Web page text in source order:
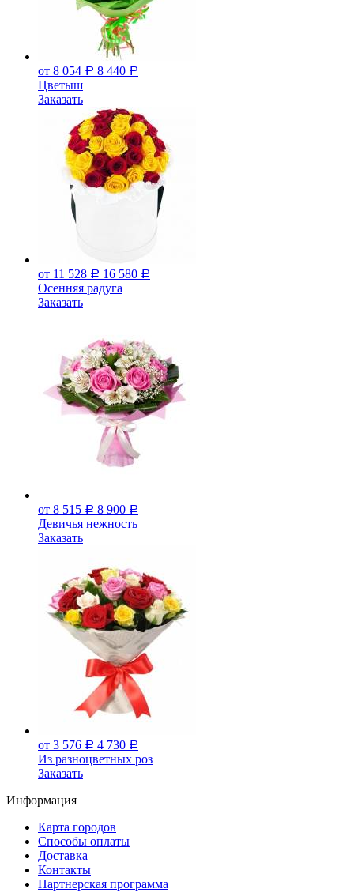
от 8 054 Р 8 440 Р
Цветыш
Заказать
от 11 528 Р 16 580 Р
Осенняя радуга
Заказать
от 8 515 Р 8 900 Р
Девичья нежность
Заказать
от 3 576 Р 4 730 Р
Из разноцветных роз
Заказать
Информация
Карта городов
Способы оплаты
Доставка
Контакты
Партнерская программа